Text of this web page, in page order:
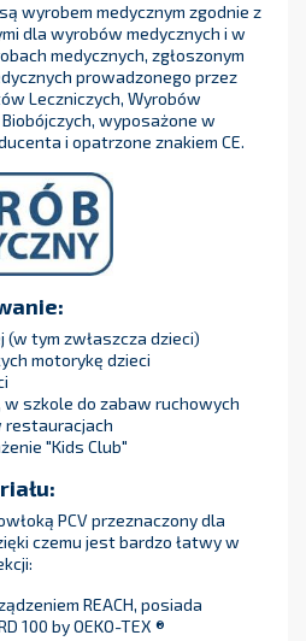
wyrobem medycznym zgodnie z
dla wyrobów medycznych i w
medycznych, zgłoszonym
prowadzonego przez
Leczniczych, Wyrobów
wyposażone w
i opatrzone znakiem CE.
tym zwłaszcza dzieci)
motorykę dzieci
w szkole do zabaw ruchowych
restauracjach
"Kids Club"
PCV przeznaczony dla
czemu jest bardzo łatwy w
REACH, posiada
100 by OEKO-TEX ®